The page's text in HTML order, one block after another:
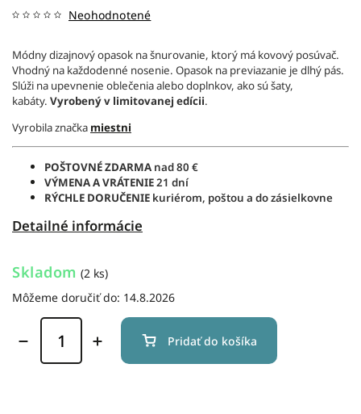
Neohodnotené
Módny dizajnový opasok na šnurovanie, ktorý má kovový posúvač.
Vhodný na každodenné nosenie. Opasok na previazanie je dlhý pás.
Slúži na upevnenie oblečenia alebo doplnkov, ako sú šaty,
kabáty. Vyrobený v limitovanej edícii.
Vyrobila značka miestni
POŠTOVNÉ ZDARMA nad 80 €
VÝMENA A VRÁTENIE21 dní
RÝCHLE DORUČENIE kuriérom, poštou a do zásielkovne
Detailné informácie
Skladom (2 ks)
Môžeme doručiť do: 14.8.2026
Pridať do košíka